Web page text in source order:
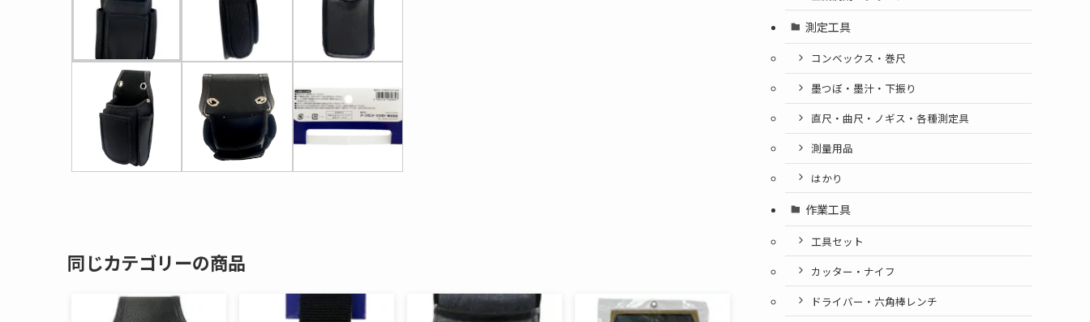
同じカテゴリーの商品
測定工具
コンベックス・巻尺
墨つぼ・墨汁・下振り
直尺・曲尺・ノギス・各種測定具
測量用品
はかり
作業工具
工具セット
カッター・ナイフ
ドライバー・六角棒レンチ